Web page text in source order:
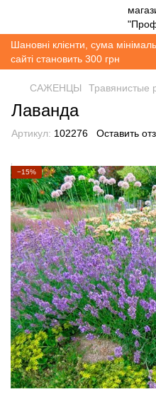
Шановні клієнти, сума
сайті становить 300 грн
САЖЕНЦЫ Травянистые
Лаванда
Артикул: 102276 Оставить
−15%